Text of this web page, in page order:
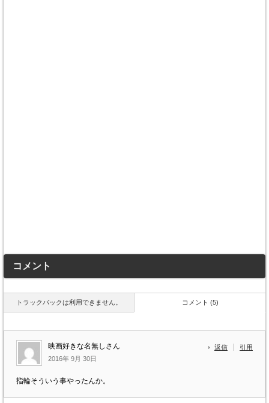
コメント
トラックバックは利用できません。 コメント (5)
映画好きな名無しさん
2016年 9月 30日
返信 引用
指輪そういう事やったんか。